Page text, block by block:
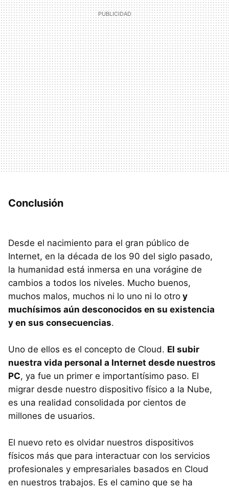
Conclusión
Desde el nacimiento para el gran público de
Internet, en la década de los 90 del siglo pasado,
la humanidad está inmersa en una vorágine de
cambios a todos los niveles. Mucho buenos,
muchos malos, muchos ni lo uno ni lo otro y
muchísimos aún desconocidos en su existencia
y en sus consecuencias.
Uno de ellos es el concepto de Cloud. El subir
nuestra vida personal a Internet desde nuestros
PC, ya fue un primer e importantísimo paso. El
migrar desde nuestro dispositivo físico a la Nube,
es una realidad consolidada por cientos de
millones de usuarios.
El nuevo reto es olvidar nuestros dispositivos
físicos más que para interactuar con los servicios
profesionales y empresariales basados en Cloud
en nuestros trabajos. Es el camino que se ha